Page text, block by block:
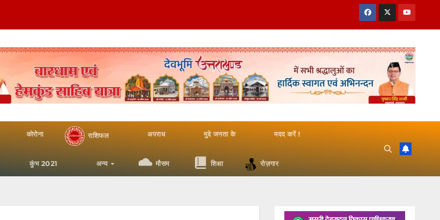
कोरोना राशिफल अपराध मुद्दे जनता के मदद करें !
कुंभ 2021 अन्य मौसम शिक्षा रोज़गार